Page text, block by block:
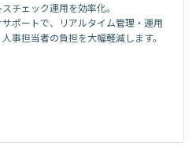
チェック運用を効率化。
ポートで、リアルタイム管理・運用
事担当者の負担を大幅軽減します。